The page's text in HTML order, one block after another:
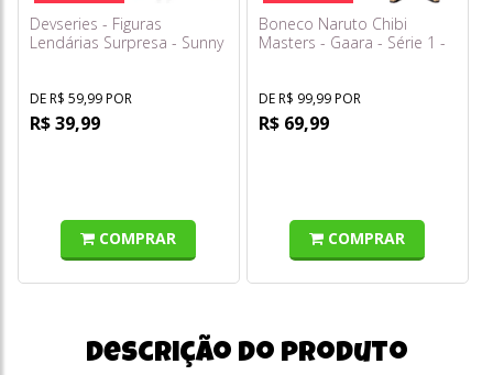
Devseries - Figuras
Lendárias Surpresa - Sunny
DE R$ 59,99 POR
R$ 39,99
COMPRAR
Boneco Naruto Chibi
Masters - Gaara - Série 1 -
DE R$ 99,99 POR
R$ 69,99
COMPRAR
Descrição do produto